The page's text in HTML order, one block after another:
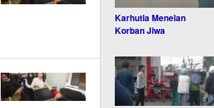
Karhutla Menelan
Korban Jiwa